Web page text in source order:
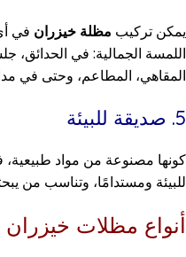
يمكن تركيب مظلة خيزران في
اللمسة الجمالية: في الحدائق،
المقاهي، المطاعم، وحتى في
5. صديقة للبيئة
كونها مصنوعة من مواد طبيعية،
للبيئة ومستدامًا، وتناسب من
أنواع مظلات خيزران